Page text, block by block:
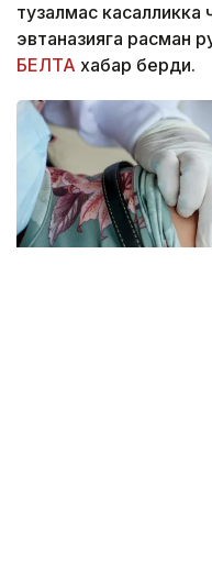
тузалмас касалликка
эвтаназияга расман
БЕЛТА хабар берди.